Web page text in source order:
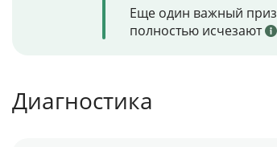
Еще один важный
полностью исчезают
Диагностика